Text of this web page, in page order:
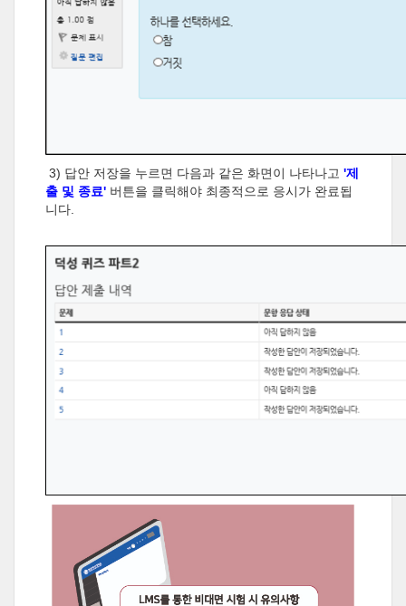
3) 답안 저장을 누르면 다음과 같은 화면이 나타나고 '제
출 및 종료' 버튼을 클릭해야 최종적으로 응시가 완료됩
니다.